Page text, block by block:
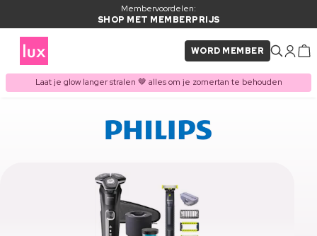
Membervoordelen:
SHOP MET MEMBERPRIJS
WORD MEMBER
Laat je glow langer stralen 🤎 alles om je zomertan te behouden